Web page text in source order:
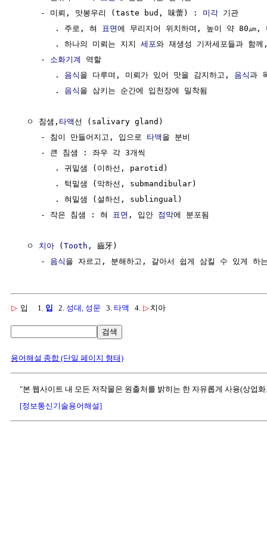
     - 미뢰, 맛봉우리 (taste bud, 味蕾) :
미각 기관
        . 주로, 혀
표면에 무리지어 위치하며, 높이 약 80㎛,
        . 하나의 미뢰는 지지
세포와 재생성 기저세포들과 함
     -
소화기계
역할
        .
음식 을 다루며, 미뢰가 있어 맛을 감지하고, 음식과
        .
음식 을 삼키는 순간에 입천장에 밀착됨
  ㅇ 침샘,
타액선 (salivary gland)
     - 침이 만들어지고, 입으로
타액 을 분비
     - 큰 침샘 : 좌우 각 3개씩
        . 귀밑샘 (이하선, parotid)
        . 턱밑샘 (악하선, submandibular)
        . 혀밑샘 (설하선, sublingual)
     - 작은 침샘 : 혀
표면 , 입안 점막에 분포됨
  ㅇ
치아 (Tooth , 齒牙)
     -
음식 을 자르고, 분해하고, 갈아서 쉽게 삼킬 수 있게 하
▷ 입 1. 입 2. 성대, 성문 3. 타액 4. ▷ 치아
검색
용어해설 종합 (단일 페이지 형태)
"본 웹사이트 내 모든 저작물은 원출처를 밝히는 한 자유롭게 사용(상업
[정보통신기술용어해설]